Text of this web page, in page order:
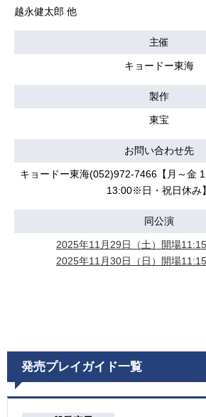
越永健太郎 他
主催
キョードー東海
製作
東宝
お問い合わせ先
キョードー東海(052)972-7466【月～金
13:00※日・祝日休み】
同公演
2025年11月29日（土）開場
2025年11月30日（日）開場
発売プレイガイド一覧